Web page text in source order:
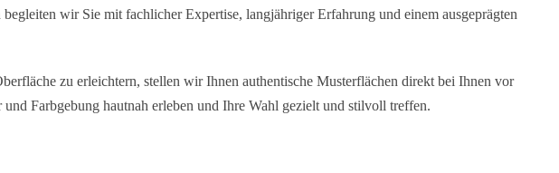
wir Sie mit fachlicher Expertise, langjähriger Erfahrung und einem ausgeprägten
zu erleichtern, stellen wir Ihnen authentische Musterflächen direkt bei Ihnen vor
Farbgebung hautnah erleben und Ihre Wahl gezielt und stilvoll treffen.